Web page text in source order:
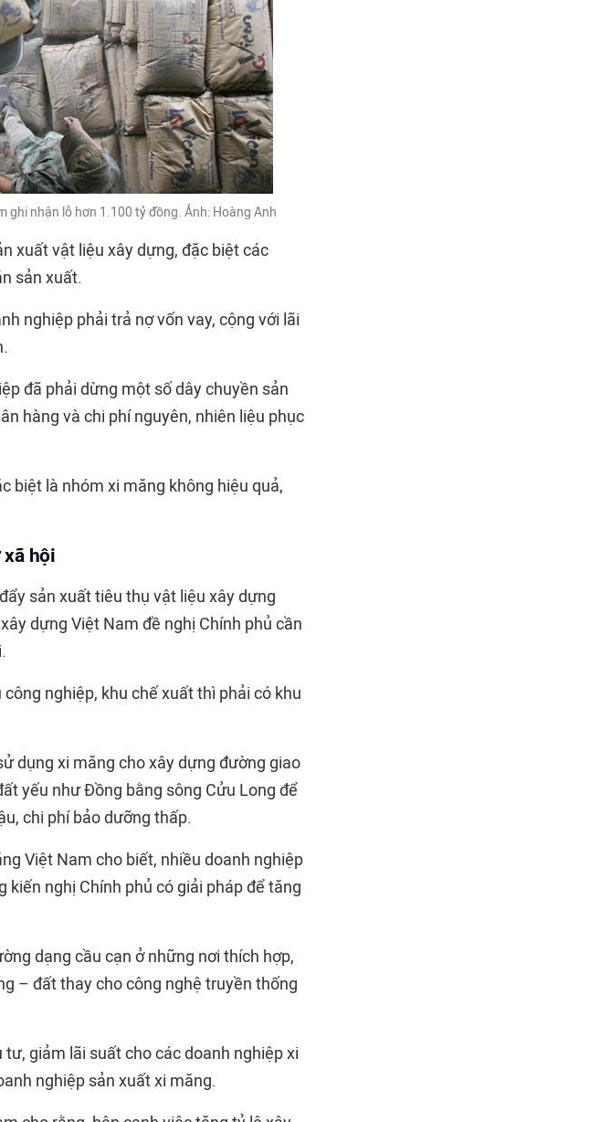
ghi nhận lỗ hơn 1.100 tỷ đồng. Ảnh: Hoàng Anh
xuất vật liệu xây dựng, đặc biệt các
sản xuất.
nghiệp phải trả nợ vốn vay, cộng với lãi
đã phải dừng một số dây chuyền sản
hàng và chi phí nguyên, nhiên liệu phục
biệt là nhóm xi măng không hiệu quả,
hội
sản xuất tiêu thụ vật liệu xây dựng
dựng Việt Nam đề nghị Chính phủ cần
nghiệp, khu chế xuất thì phải có khu
dụng xi măng cho xây dựng đường giao
yếu như Đồng bằng sông Cửu Long để
chi phí bảo dưỡng thấp.
Việt Nam cho biết, nhiều doanh nghiệp
nghị Chính phủ có giải pháp để tăng
dạng cầu cạn ở những nơi thích hợp,
– đất thay cho công nghệ truyền thống
giảm lãi suất cho các doanh nghiệp xi
nghiệp sản xuất xi măng.